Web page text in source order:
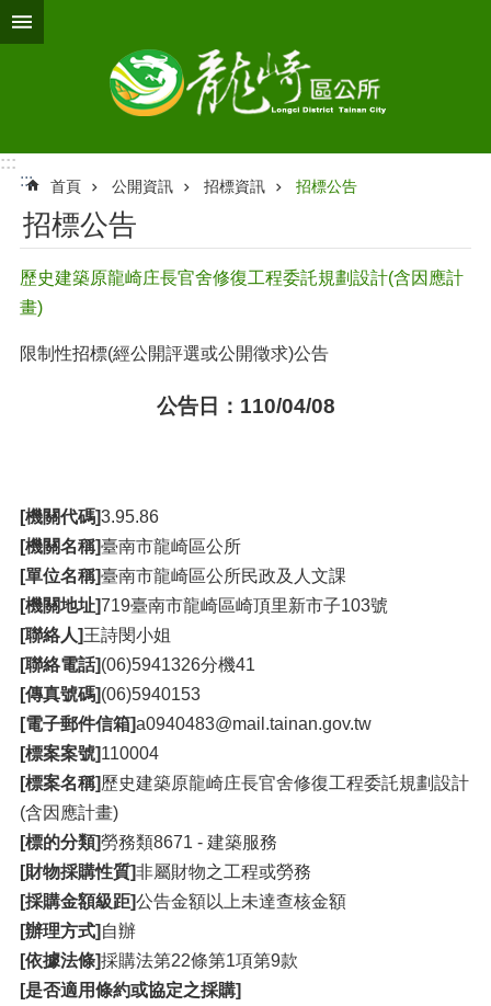
跳到主要內容區塊
:::
:::
首頁 公開資訊 招標資訊 招標公告
招標公告
歷史建築原龍崎庄長官舍修復工程委託規劃設計(含因應計
畫)
限制性招標(經公開評選或公開徵求)公告
公告日：110/04/08
[機關代碼]3.95.86
[機關名稱]臺南市龍崎區公所
[單位名稱]臺南市龍崎區公所民政及人文課
[機關地址]719臺南市龍崎區崎頂里新市子103號
[聯絡人]王詩閔小姐
[聯絡電話](06)5941326分機41
[傳真號碼](06)5940153
[電子郵件信箱]a0940483@mail.tainan.gov.tw
[標案案號]110004
[標案名稱]歷史建築原龍崎庄長官舍修復工程委託規劃設計
(含因應計畫)
[標的分類]勞務類8671 - 建築服務
[財物採購性質]非屬財物之工程或勞務
[採購金額級距]公告金額以上未達查核金額
[辦理方式] 自辦
[依據法條]採購法第22條第1項第9款
[是否適用條約或協定之採購]